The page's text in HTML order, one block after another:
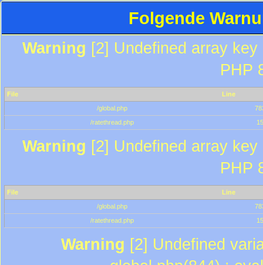
Folgende
Warning [2] Undefined array
PHP
File
Line
/global.php
/ratethread.php
15
Warning [2] Undefined array
PHP
File
Line
/global.php
/ratethread.php
15
Warning [2] Undefined